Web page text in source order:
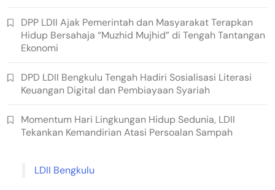
DPP LDII Ajak Pemerintah dan Masyarakat Terapkan
Hidup Bersahaja “Muzhid Mujhid” di Tengah Tantangan
Ekonomi
DPD LDII Bengkulu Tengah Hadiri Sosialisasi Literasi
Keuangan Digital dan Pembiayaan Syariah
Momentum Hari Lingkungan Hidup Sedunia, LDII
Tekankan Kemandirian Atasi Persoalan Sampah
LDII Bengkulu